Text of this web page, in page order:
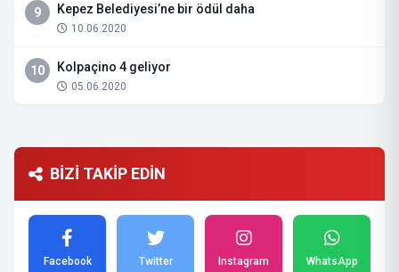
9 Kepez Belediyesi’ne bir ödül daha
10.06.2020
10 Kolpaçino 4 geliyor
05.06.2020
BİZİ TAKİP EDİN
Facebook Twitter Instagram WhatsApp